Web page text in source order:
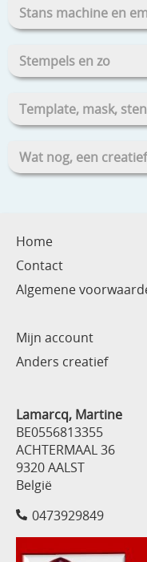
Stans machine en
Stempels en zo
Template, mask,
Wat nog, een
Home
Contact
Algemene
Mijn account
Anders creatief
Lamarcq, Martine
BE0556813355
ACHTERMAAL 36
9320 AALST
België
0473929849